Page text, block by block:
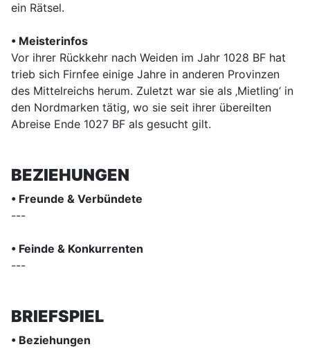
ein Rätsel.
• Meisterinfos
Vor ihrer Rückkehr nach Weiden im Jahr 1028 BF hat
trieb sich Firnfee einige Jahre in anderen Provinzen
des Mittelreichs herum. Zuletzt war sie als ‚Mietling‘ in
den Nordmarken tätig, wo sie seit ihrer übereilten
Abreise Ende 1027 BF als gesucht gilt.
BEZIEHUNGEN
• Freunde & Verbündete
---
• Feinde & Konkurrenten
---
BRIEFSPIEL
• Beziehungen